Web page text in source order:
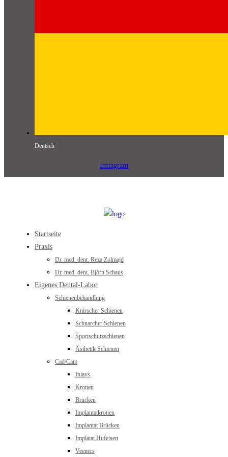
Deutsch
Instagram
Startseite
Praxis
Dr. med. dent. Reza Zolmajd
Dr. med. dent. Björn Schaus
Eigenes Dental-Labor
Schienenbehandlung
Knirscher Schienen
Schnarcher Schienen
Sportschutzschienen
Ästhetik Schienen
Cad/Cam
Inlays
Kronen
Brücken
Implantatkronen
Implantat Brücken
Implatat Hufeisen
Veeners